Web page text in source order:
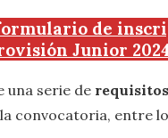
de
Junior
una serie de requisitos
convocatoria, entre